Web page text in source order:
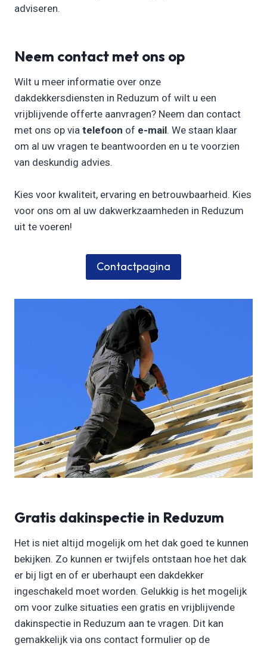
adviseren.
Neem contact met ons op
Wilt u meer informatie over onze
dakdekkersdiensten in Reduzum of wilt u een
vrijblijvende offerte aanvragen? Neem dan contact
met ons op via telefoon of e-mail. We staan klaar
om al uw vragen te beantwoorden en u te voorzien
van deskundig advies.
Kies voor kwaliteit, ervaring en betrouwbaarheid. Kies
voor ons om al uw dakwerkzaamheden in Reduzum
uit te voeren!
Contactpagina
Gratis dakinspectie in Reduzum
Het is niet altijd mogelijk om het dak goed te kunnen
bekijken. Zo kunnen er twijfels ontstaan hoe het dak
er bij ligt en of er uberhaupt een dakdekker
ingeschakeld moet worden. Gelukkig is het mogelijk
om voor zulke situaties een gratis en vrijblijvende
dakinspectie in Reduzum aan te vragen. Dit kan
gemakkelijk via ons contact formulier op de